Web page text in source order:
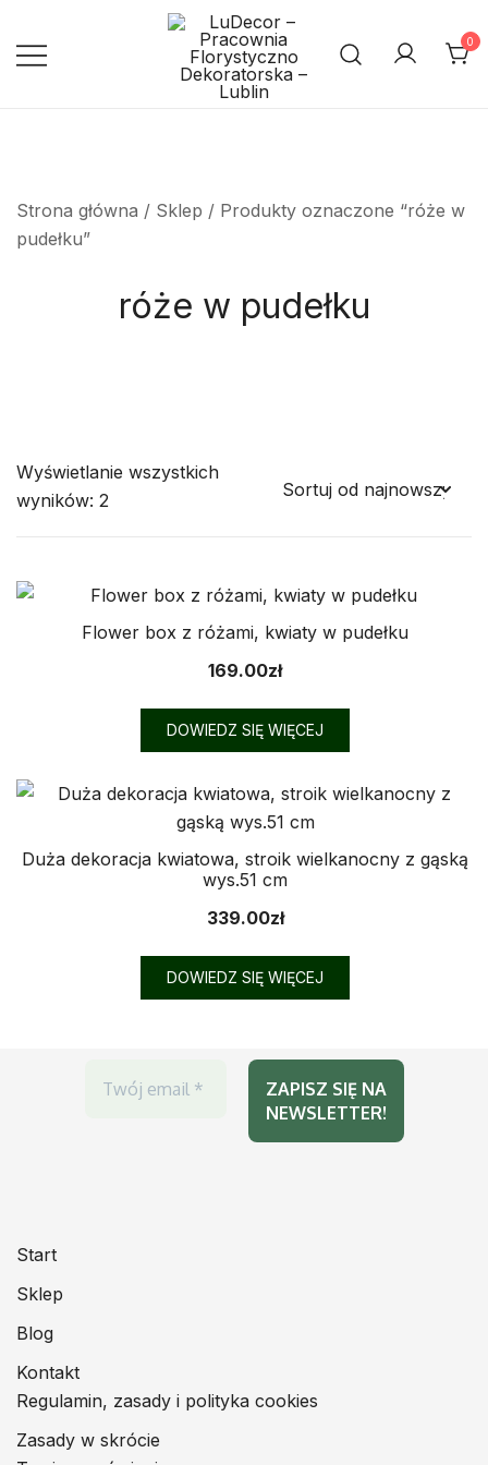
do
treści
0
Strona główna / Sklep / Produkty oznaczone “róże w
pudełku”
róże w pudełku
Wyświetlanie wszystkich
wyników: 2
Flower box z różami, kwiaty w pudełku
169.00zł
DOWIEDZ SIĘ WIĘCEJ
Duża dekoracja kwiatowa, stroik wielkanocny z gąską
wys.51 cm
339.00zł
DOWIEDZ SIĘ WIĘCEJ
Start
Sklep
Blog
Kontakt
Regulamin, zasady i polityka cookies
Zasady w skrócie